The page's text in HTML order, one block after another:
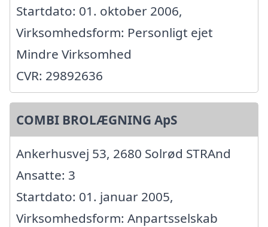
Startdato: 01. oktober 2006,
Virksomhedsform: Personligt ejet
Mindre Virksomhed
CVR: 29892636
COMBI BROLÆGNING ApS
Ankerhusvej 53, 2680 Solrød STRAnd
Ansatte: 3
Startdato: 01. januar 2005,
Virksomhedsform: Anpartsselskab